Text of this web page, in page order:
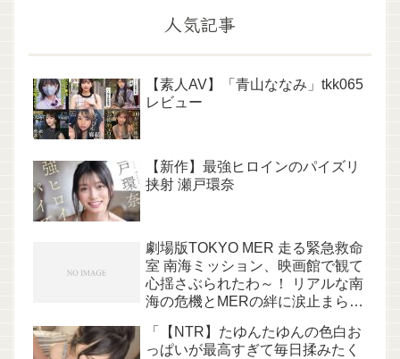
人気記事
【素人AV】「青山ななみ」tkk065
レビュー
【新作】最強ヒロインのパイズリ
挟射 瀬戸環奈
劇場版TOKYO MER 走る緊急救命
室 南海ミッション、映画館で観て
心揺さぶられたわ～！ リアルな南
海の危機とMERの絆に涙止まらへ
「【NTR】たゆんたゆんの色白お
っぱいが最高すぎて毎日揉みたく